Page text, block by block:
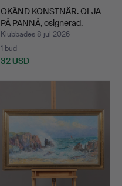
OKÄND KONSTNÄR. OLJA
PÅ PANNÅ, osignerad.
Klubbades 8 jul 2026
1 bud
32 USD